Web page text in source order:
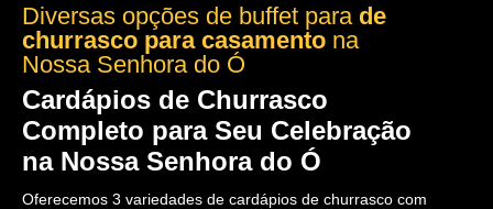
Diversas opções de buffet para de
churrasco para casamento na
Nossa Senhora do Ó
Cardápios de Churrasco
Completo para Seu Celebração
na Nossa Senhora do Ó
Oferecemos 3 variedades de cardápios de churrasco com